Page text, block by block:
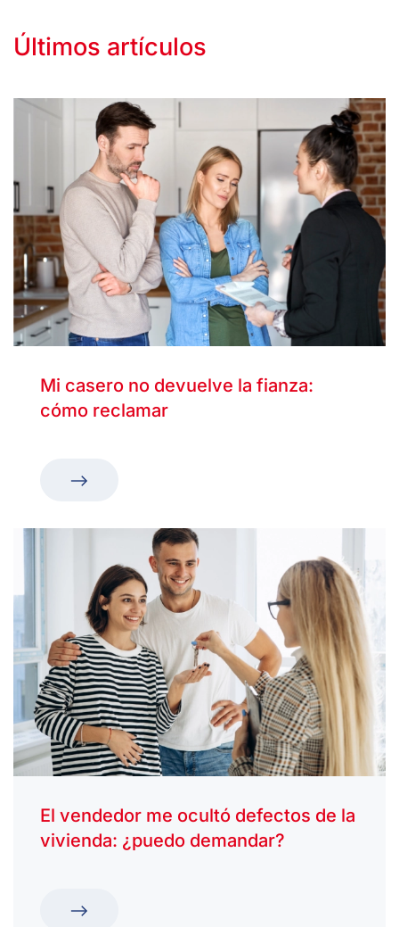
Últimos artículos
Mi casero no devuelve la fianza:
cómo reclamar
El vendedor me ocultó defectos de la
vivienda: ¿puedo demandar?